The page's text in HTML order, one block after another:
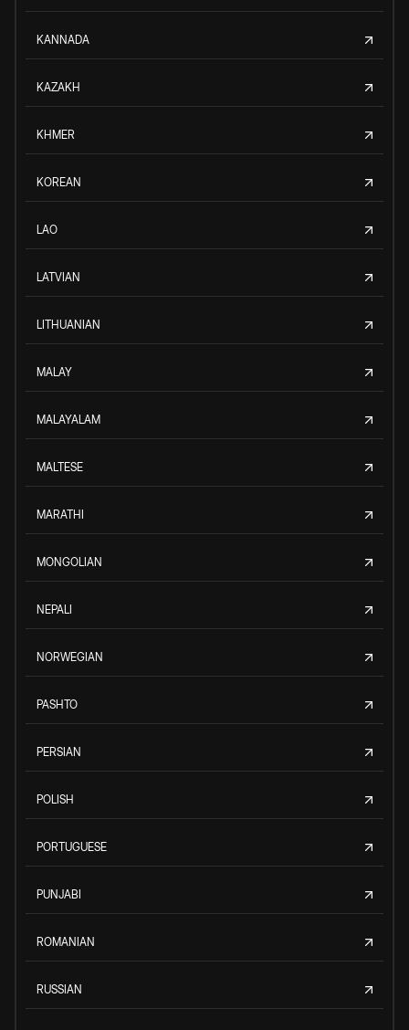
KANNADA
KAZAKH
KHMER
KOREAN
LAO
LATVIAN
LITHUANIAN
MALAY
MALAYALAM
MALTESE
MARATHI
MONGOLIAN
NEPALI
NORWEGIAN
PASHTO
PERSIAN
POLISH
PORTUGUESE
PUNJABI
ROMANIAN
RUSSIAN